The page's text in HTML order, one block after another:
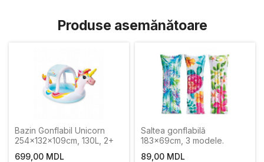
Produse asemănătoare
Bazin Gonflabil Unicorn
254x132x109cm, 130L, 2+
699,00 MDL
Saltea gonflabilă
183×69cm, 3 modele.
89,00 MDL